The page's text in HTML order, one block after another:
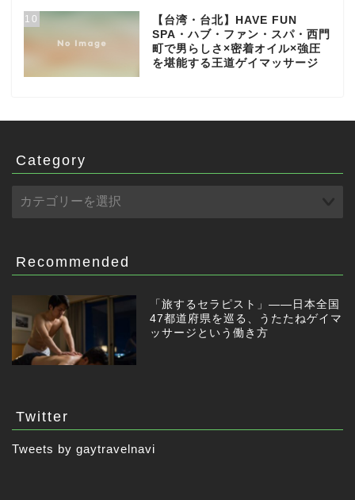
10
【台湾・台北】HAVE FUN
SPA・ハブ・ファン・スパ・西門
町で男らしさ×密着オイル×強圧
を堪能する王道ゲイマッサージ
Category
Recommended
「旅するセラピスト」——日本全国
47都道府県を巡る、うたたねゲイマ
ッサージという働き方
Twitter
Tweets by gaytravelnavi